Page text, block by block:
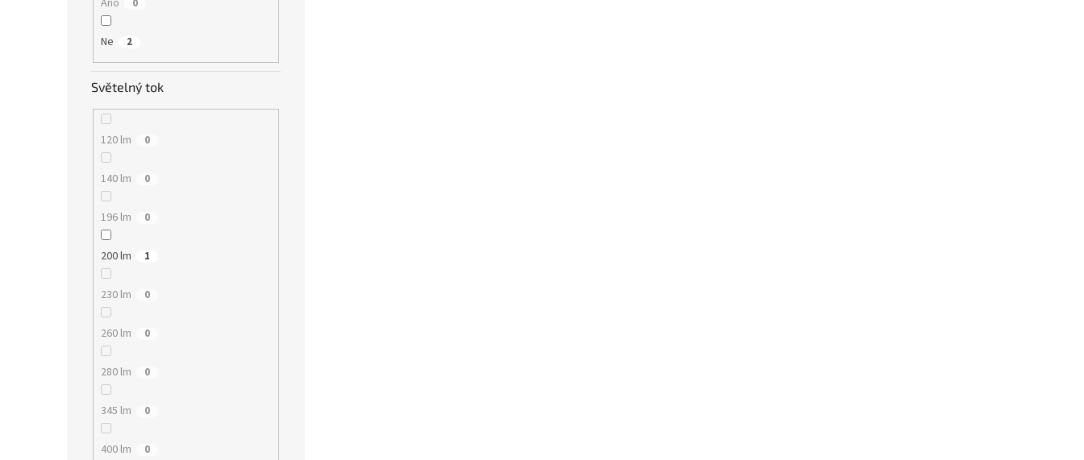
0
Ne 2
Světelný tok
120 lm 0
140 lm 0
196 lm 0
200 lm 1
230 lm 0
260 lm 0
280 lm 0
345 lm 0
400 lm 0